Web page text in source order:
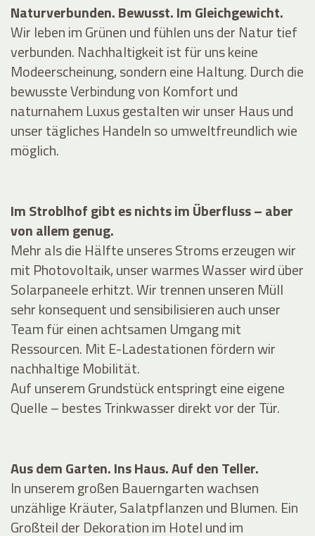
Naturverbunden. Bewusst. Im Gleichgewicht.
Wir leben im Grünen und fühlen uns der Natur tief
verbunden. Nachhaltigkeit ist für uns keine
Modeerscheinung, sondern eine Haltung. Durch die
bewusste Verbindung von Komfort und
naturnahem Luxus gestalten wir unser Haus und
unser tägliches Handeln so umweltfreundlich wie
möglich.
Im Stroblhof gibt es nichts im Überfluss – aber
von allem genug.
Mehr als die Hälfte unseres Stroms erzeugen wir
mit Photovoltaik, unser warmes Wasser wird über
Solarpaneele erhitzt. Wir trennen unseren Müll
sehr konsequent und sensibilisieren auch unser
Team für einen achtsamen Umgang mit
Ressourcen. Mit E-Ladestationen fördern wir
nachhaltige Mobilität.
Auf unserem Grundstück entspringt eine eigene
Quelle – bestes Trinkwasser direkt vor der Tür.
Aus dem Garten. Ins Haus. Auf den Teller.
In unserem großen Bauerngarten wachsen
unzählige Kräuter, Salatpflanzen und Blumen. Ein
Großteil der Dekoration im Hotel und im